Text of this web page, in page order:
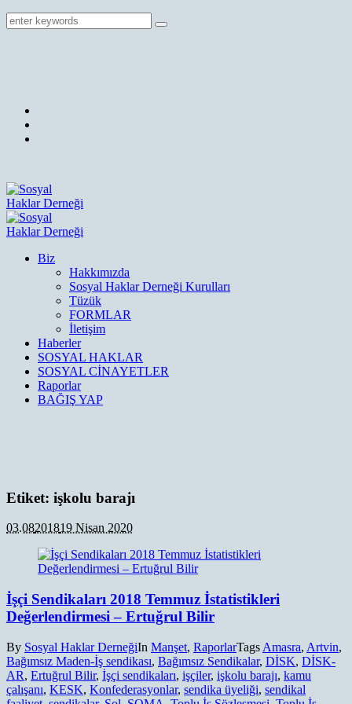
Biz
Hakkımızda
Sosyal Haklar Derneği Kurulları
Tüzük
FORMLAR
İletişim
Haberler
SOSYAL HAKLAR
SOSYAL CİNAYETLER
Raporlar
BAĞIŞ YAP
Etiket: işkolu barajı
03.08201819 Nisan 2020
İşçi Sendikaları 2018 Temmuz İstatistikleri
Değerlendirmesi – Ertuğrul Bilir
By Sosyal Haklar DerneğiIn Manşet, RaporlarTags Amasra, Artvin,
Bağımsız Maden-İş sendikası, Bağımsız Sendikalar, DİSK, DİSK-
AR, Ertuğrul Bilir, İşçi sendikaları, işçiler, işkolu barajı, kamu
çalışanı, KESK, Konfederasyonlar, sendika üyeliği, sendikal